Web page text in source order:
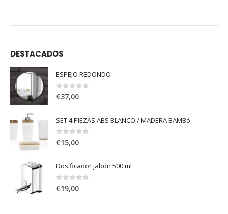
DESTACADOS
ESPEJO REDONDO
0out of 5
€37,00
SET 4 PIEZAS ABS BLANCO / MADERA BAMBò
0 out of 5
€15,00
Dosificador jabón 500 ml
0 out of 5
€19,00